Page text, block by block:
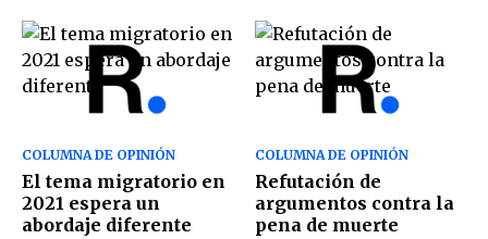
COLUMNA DE OPINIÓN
El tema migratorio en
2021 espera un
abordaje diferente
COLUMNA DE OPINIÓN
Refutación de
argumentos contra la
pena de muerte